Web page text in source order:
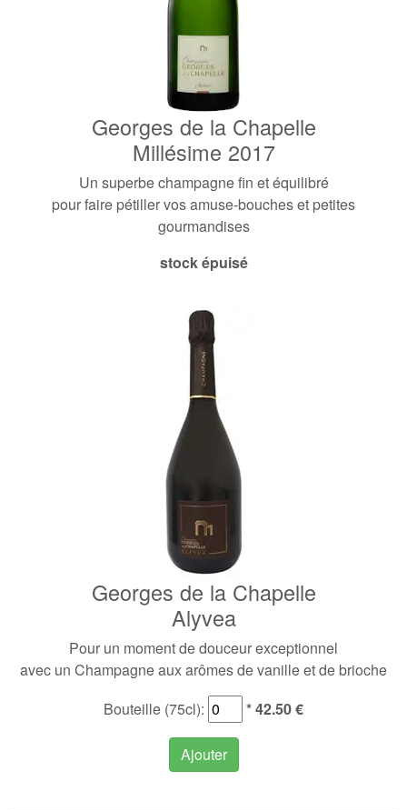
Georges de la Chapelle
Millésime 2017
Un superbe champagne fin et équilibré
pour faire pétiller vos amuse-bouches et petites
gourmandises
stock épuisé
Georges de la Chapelle
Alyvea
Pour un moment de douceur exceptionnel
avec un Champagne aux arômes de vanille et de brioche
Bouteille (75cl):
* 42.50 €
Ajouter